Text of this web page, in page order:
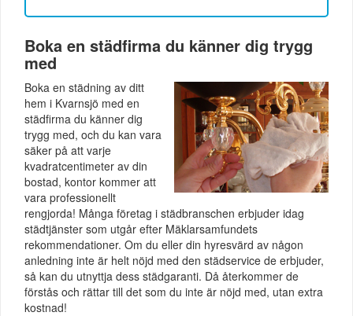
Boka en städfirma du känner dig trygg
med
Boka en städning av ditt
hem i Kvarnsjö med en
städfirma du känner dig
trygg med, och du kan vara
säker på att varje
kvadratcentimeter av din
bostad, kontor kommer att
vara professionellt
rengjorda! Många företag i städbranschen erbjuder idag
städtjänster som utgår efter Mäklarsamfundets
rekommendationer. Om du eller din hyresvärd av någon
anledning inte är helt nöjd med den städservice de erbjuder,
så kan du utnyttja dess städgaranti. Då återkommer de
förstås och rättar till det som du inte är nöjd med, utan extra
kostnad!